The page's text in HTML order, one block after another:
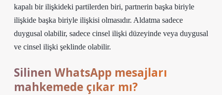
kapalı bir ilişkideki partilerden biri, partnerin başka biriyle
ilişkide başka biriyle ilişkisi olmasıdır. Aldatma sadece
duygusal olabilir, sadece cinsel ilişki düzeyinde veya duygusal
ve cinsel ilişki şeklinde olabilir.
Silinen WhatsApp mesajları
mahkemede çıkar mı?